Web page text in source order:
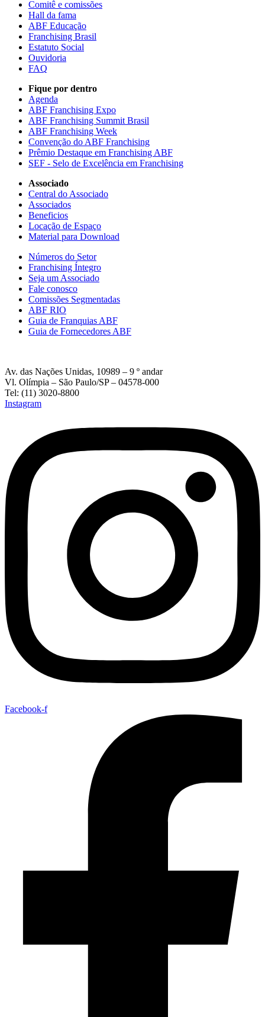
Comitê e comissões
Hall da fama
ABF Educação
Franchising Brasil
Estatuto Social
Ouvidoria
FAQ
Fique por dentro
Agenda
ABF Franchising Expo
ABF Franchising Summit Brasil
ABF Franchising Week
Convenção do ABF Franchising
Prêmio Destaque em Franchising ABF
SEF - Selo de Excelência em Franchising
Associado
Central do Associado
Associados
Beneficios
Locação de Espaço
Material para Download
Números do Setor
Franchising Íntegro
Seja um Associado
Fale conosco
Comissões Segmentadas
ABF RIO
Guia de Franquias ABF
Guia de Fornecedores ABF
Av. das Nações Unidas, 10989 – 9 º andar
Vl. Olímpia – São Paulo/SP – 04578-000
Tel: (11) 3020-8800
Instagram
Facebook-f